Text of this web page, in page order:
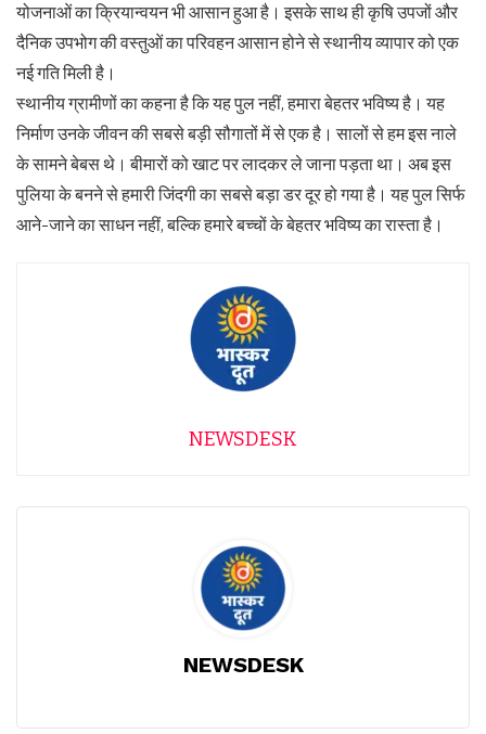
योजनाओं का क्रियान्वयन भी आसान हुआ है। इसके साथ ही कृषि उपजों और
दैनिक उपभोग की वस्तुओं का परिवहन आसान होने से स्थानीय व्यापार को एक
नई गति मिली है।
स्थानीय ग्रामीणों का कहना है कि यह पुल नहीं, हमारा बेहतर भविष्य है। यह
निर्माण उनके जीवन की सबसे बड़ी सौगातों में से एक है। सालों से हम इस नाले
के सामने बेबस थे। बीमारों को खाट पर लादकर ले जाना पड़ता था। अब इस
पुलिया के बनने से हमारी जिंदगी का सबसे बड़ा डर दूर हो गया है। यह पुल सिर्फ
आने-जाने का साधन नहीं, बल्कि हमारे बच्चों के बेहतर भविष्य का रास्ता है।
NEWSDESK
NEWSDESK